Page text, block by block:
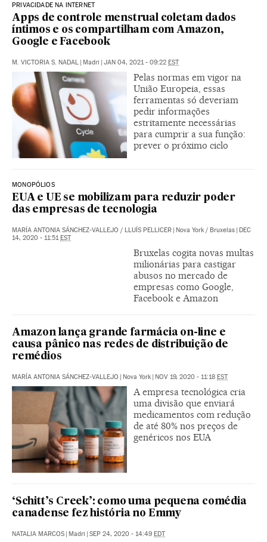
PRIVACIDADE NA INTERNET
Apps de controle menstrual coletam dados
íntimos e os compartilham com Amazon,
Google e Facebook
M. VICTORIA S. NADAL | Madri | JAN 04, 2021 - 09:22 EST
Pelas normas em vigor na
União Europeia, essas
ferramentas só deveriam
pedir informações
estritamente necessárias
para cumprir a sua função:
prever o próximo ciclo
MONOPÓLIOS
EUA e UE se mobilizam para reduzir poder
das empresas de tecnologia
MARÍA ANTONIA SÁNCHEZ-VALLEJO / LLUÍS PELLICER | Nova York / Bruxelas | DEC
14, 2020 - 11:51EST
Bruxelas cogita novas multas
milionárias para castigar
abusos no mercado de
empresas como Google,
Facebook e Amazon
Amazon lança grande farmácia on-line e
causa pânico nas redes de distribuição de
remédios
MARÍA ANTONIA SÁNCHEZ-VALLEJO | Nova York | NOV 19, 2020 - 11:18 EST
A empresa tecnológica cria
uma divisão que enviará
medicamentos com redução
de até 80% nos preços de
genéricos nos EUA
‘Schitt’s Creek’: como uma pequena comédia
canadense fez história no Emmy
NATALIA MARCOS | Madri | SEP 24, 2020 - 14:49 EDT